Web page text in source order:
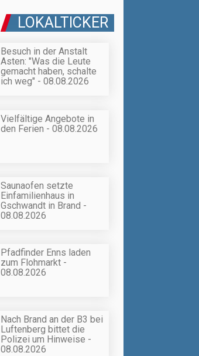
LOKALTICKER
Besuch in der Anstalt
Asten: "Was die Leute
gemacht haben, schalte
ich weg" - 08.08.2026
Vielfältige Angebote in
den Ferien - 08.08.2026
Saunaofen setzte
Einfamilienhaus in
Gschwandt in Brand -
08.08.2026
Pfadfinder Enns laden
zum Flohmarkt -
08.08.2026
Nach Brand an der B3 bei
Luftenberg bittet die
Polizei um Hinweise -
08.08.2026